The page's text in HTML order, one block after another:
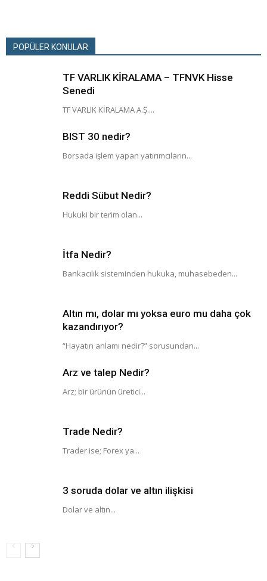
POPÜLER KONULAR
TF VARLIK KİRALAMA – TFNVK Hisse
Senedi
TF VARLIK KİRALAMA A.Ş....
BIST 30 nedir?
Borsada işlem yapan yatırımcıların...
Reddi Sübut Nedir?
Hukuki bir terim olan...
İtfa Nedir?
Bankacılık sisteminden hukuka, muhasebeden...
Altın mı, dolar mı yoksa euro mu daha çok
kazandırıyor?
“Hayatın anlamı nedir?” sorusundan...
Arz ve talep Nedir?
Arz; bir ürünün üretici...
Trade Nedir?
Trader ise; Forex ya...
3 soruda dolar ve altın ilişkisi
Dolar ve altın...